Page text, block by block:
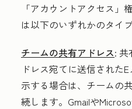
「アカウントアクセス」
は以下のいずれかのタイ
チームの共有アドレス: 共
ドレス宛てに送信された
示する場合は、チームの
続します。Gmailや